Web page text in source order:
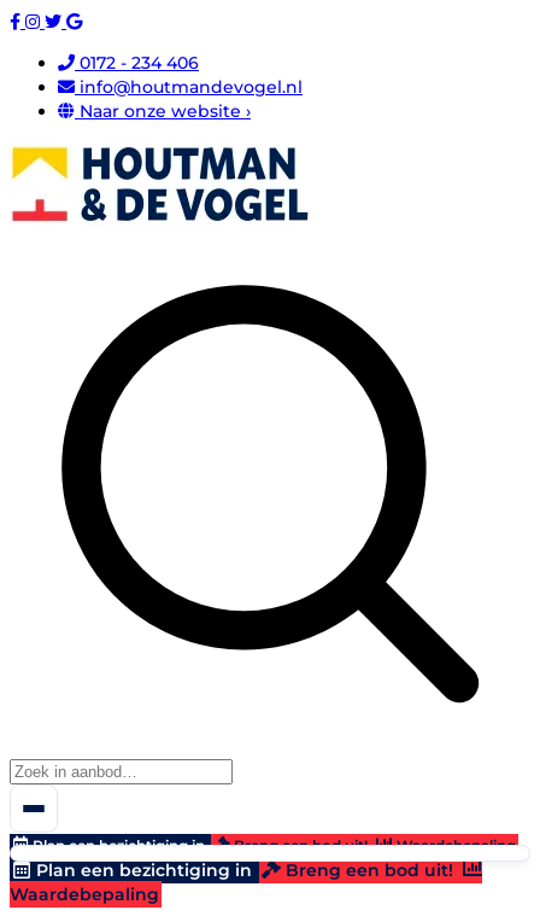
0172 - 234 406
info@houtmandevogel.nl
Naar onze website ›
Plan een bezichtiging in Breng een bod uit! Waardebepaling
Plan een bezichtiging in
Breng een bod uit!
Waardebepaling